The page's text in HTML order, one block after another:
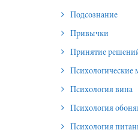
Подсознание
Привычки
Принятие
Психологические методы
Психология вина
Психология
Психология